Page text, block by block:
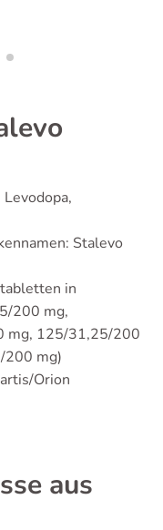
Stalevo
in
200 mg,
mg, 125/31,25/200
mg)
Orion
aus